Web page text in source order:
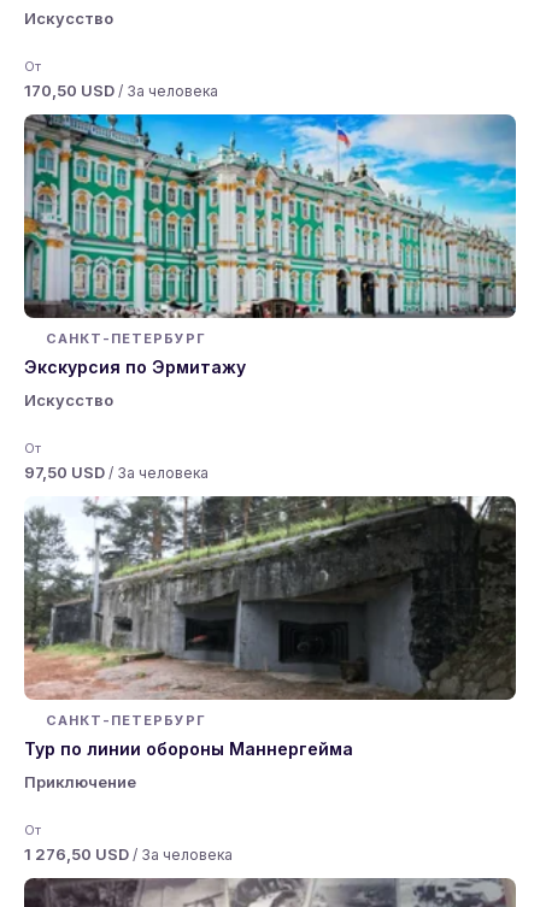
Искусство
От
170,50 USD / За человека
САНКТ-ПЕТЕРБУРГ
Экскурсия по Эрмитажу
Искусство
От
97,50 USD / За человека
САНКТ-ПЕТЕРБУРГ
Тур по линии обороны Маннергейма
Приключение
От
1 276,50 USD / За человека